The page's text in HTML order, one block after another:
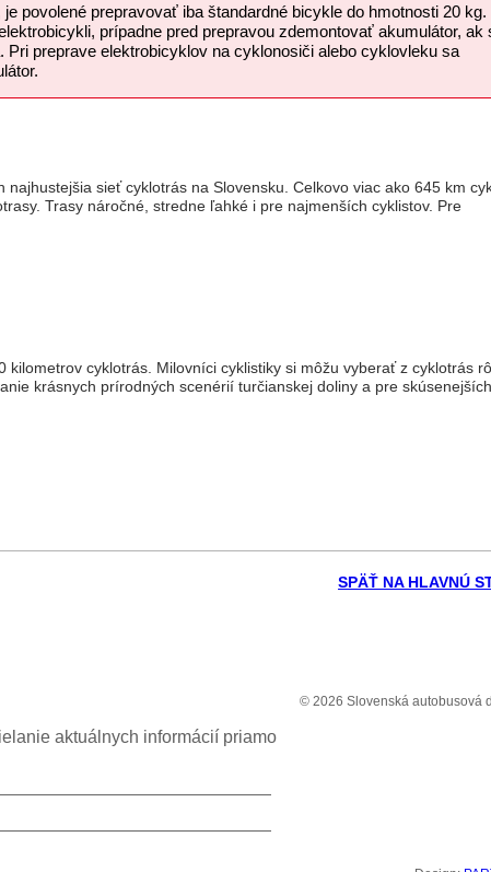
povolené prepravovať iba štandardné bicykle do hmotnosti 20 kg.
prípadne pred prepravou zdemontovať akumulátor, ak
preprave elektrobicyklov na cyklonosiči alebo cyklovleku sa
sieť cyklotrás na Slovensku. Celkovo viac ako 645 km
Trasy náročné, stredne ľahké i pre najmenších cyklistov. Pre
cyklotrás. Milovníci cyklistiky si môžu vyberať z cyklotrás
krásnych prírodných scenérií turčianskej doliny a pre skúsenejších
SPÄŤ NA HLAVNÚ
aktuálnych informácií priamo
© 2026 Slovenská autobusová